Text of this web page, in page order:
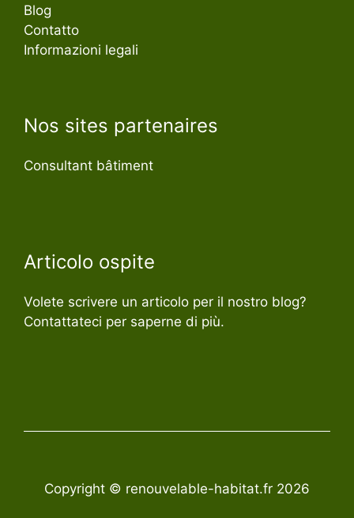
Blog
Contatto
Informazioni legali
Nos sites partenaires
Consultant bâtiment
Articolo ospite
Volete scrivere un articolo per il nostro blog?
Contattateci per saperne di più.
Copyright © renouvelable-habitat.fr 2026